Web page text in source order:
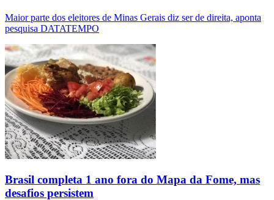
Maior parte dos eleitores de Minas Gerais diz ser de direita, aponta
pesquisa DATATEMPO
Brasil completa 1 ano fora do Mapa da Fome, mas
desafios persistem